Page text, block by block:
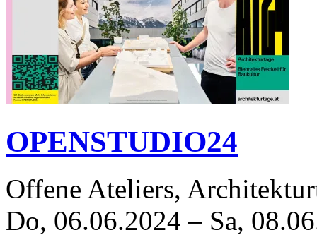
OPENSTUDIO24
Offene Ateliers,
Do, 06.06.2024 – Sa,